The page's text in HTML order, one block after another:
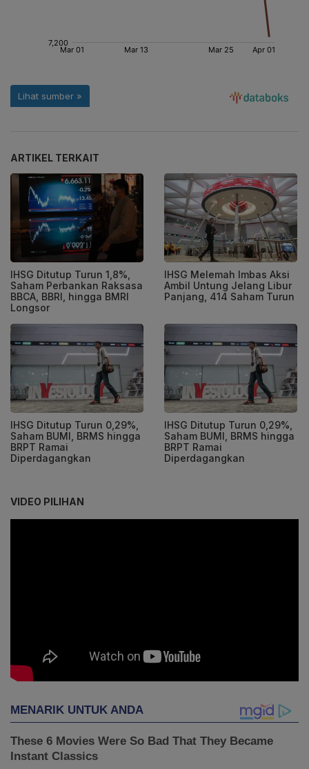
ARTIKEL TERKAIT
IHSG Ditutup Turun 1,8%,
Saham Perbankan Raksasa
BBCA, BBRI, hingga BMRI
Longsor
IHSG Melemah Imbas Aksi
Ambil Untung Jelang Libur
Panjang, 414 Saham Turun
IHSG Ditutup Turun 0,29%,
Saham BUMI, BRMS hingga
BRPT Ramai
Diperdagangkan
IHSG Ditutup Turun 0,29%,
Saham BUMI, BRMS hingga
BRPT Ramai
Diperdagangkan
VIDEO PILIHAN